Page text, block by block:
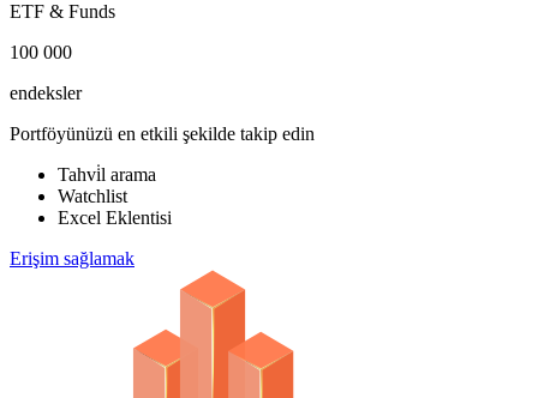
ETF & Funds
100 000
endeksler
Portföyünüzü en etkili şekilde takip edin
Tahvi̇l arama
Watchlist
Excel Eklentisi
Erişim sağlamak